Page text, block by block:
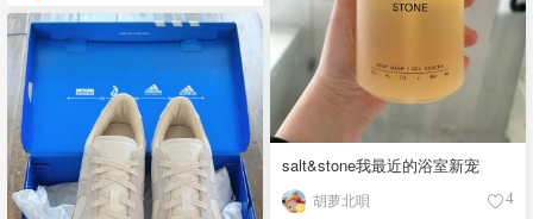
salt&stone我最近的浴室新宠
胡萝北唄 4